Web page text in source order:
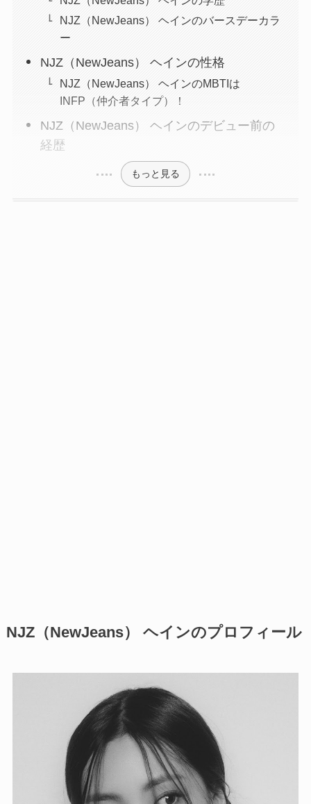
NJZ（NewJeans） ヘインのバースデーカラ
ー
NJZ（NewJeans） ヘインの性格
NJZ（NewJeans） ヘインのMBTIは
INFP（仲介者タイプ）！
NJZ（NewJeans） ヘインのデビュー前の
経歴
もっと見る
NJZ（NewJeans） ヘインのプロフィール